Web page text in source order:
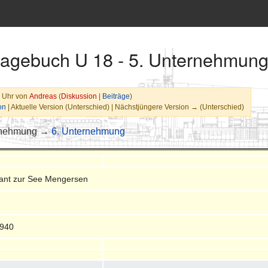
U 18 - 5.
Uhr von Andreas (Diskussion Beiträge)
| Aktuelle Version (Unterschied) | Nächstjüngere Version → (Unterschied)
→6. Unternehmung
zur See Mengersen